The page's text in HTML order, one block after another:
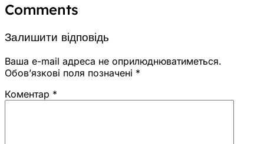
Comments
Залишити відповідь
Ваша e-mail адреса не оприлюднюватиметься.
Обов’язкові поля позначені *
Коментар *